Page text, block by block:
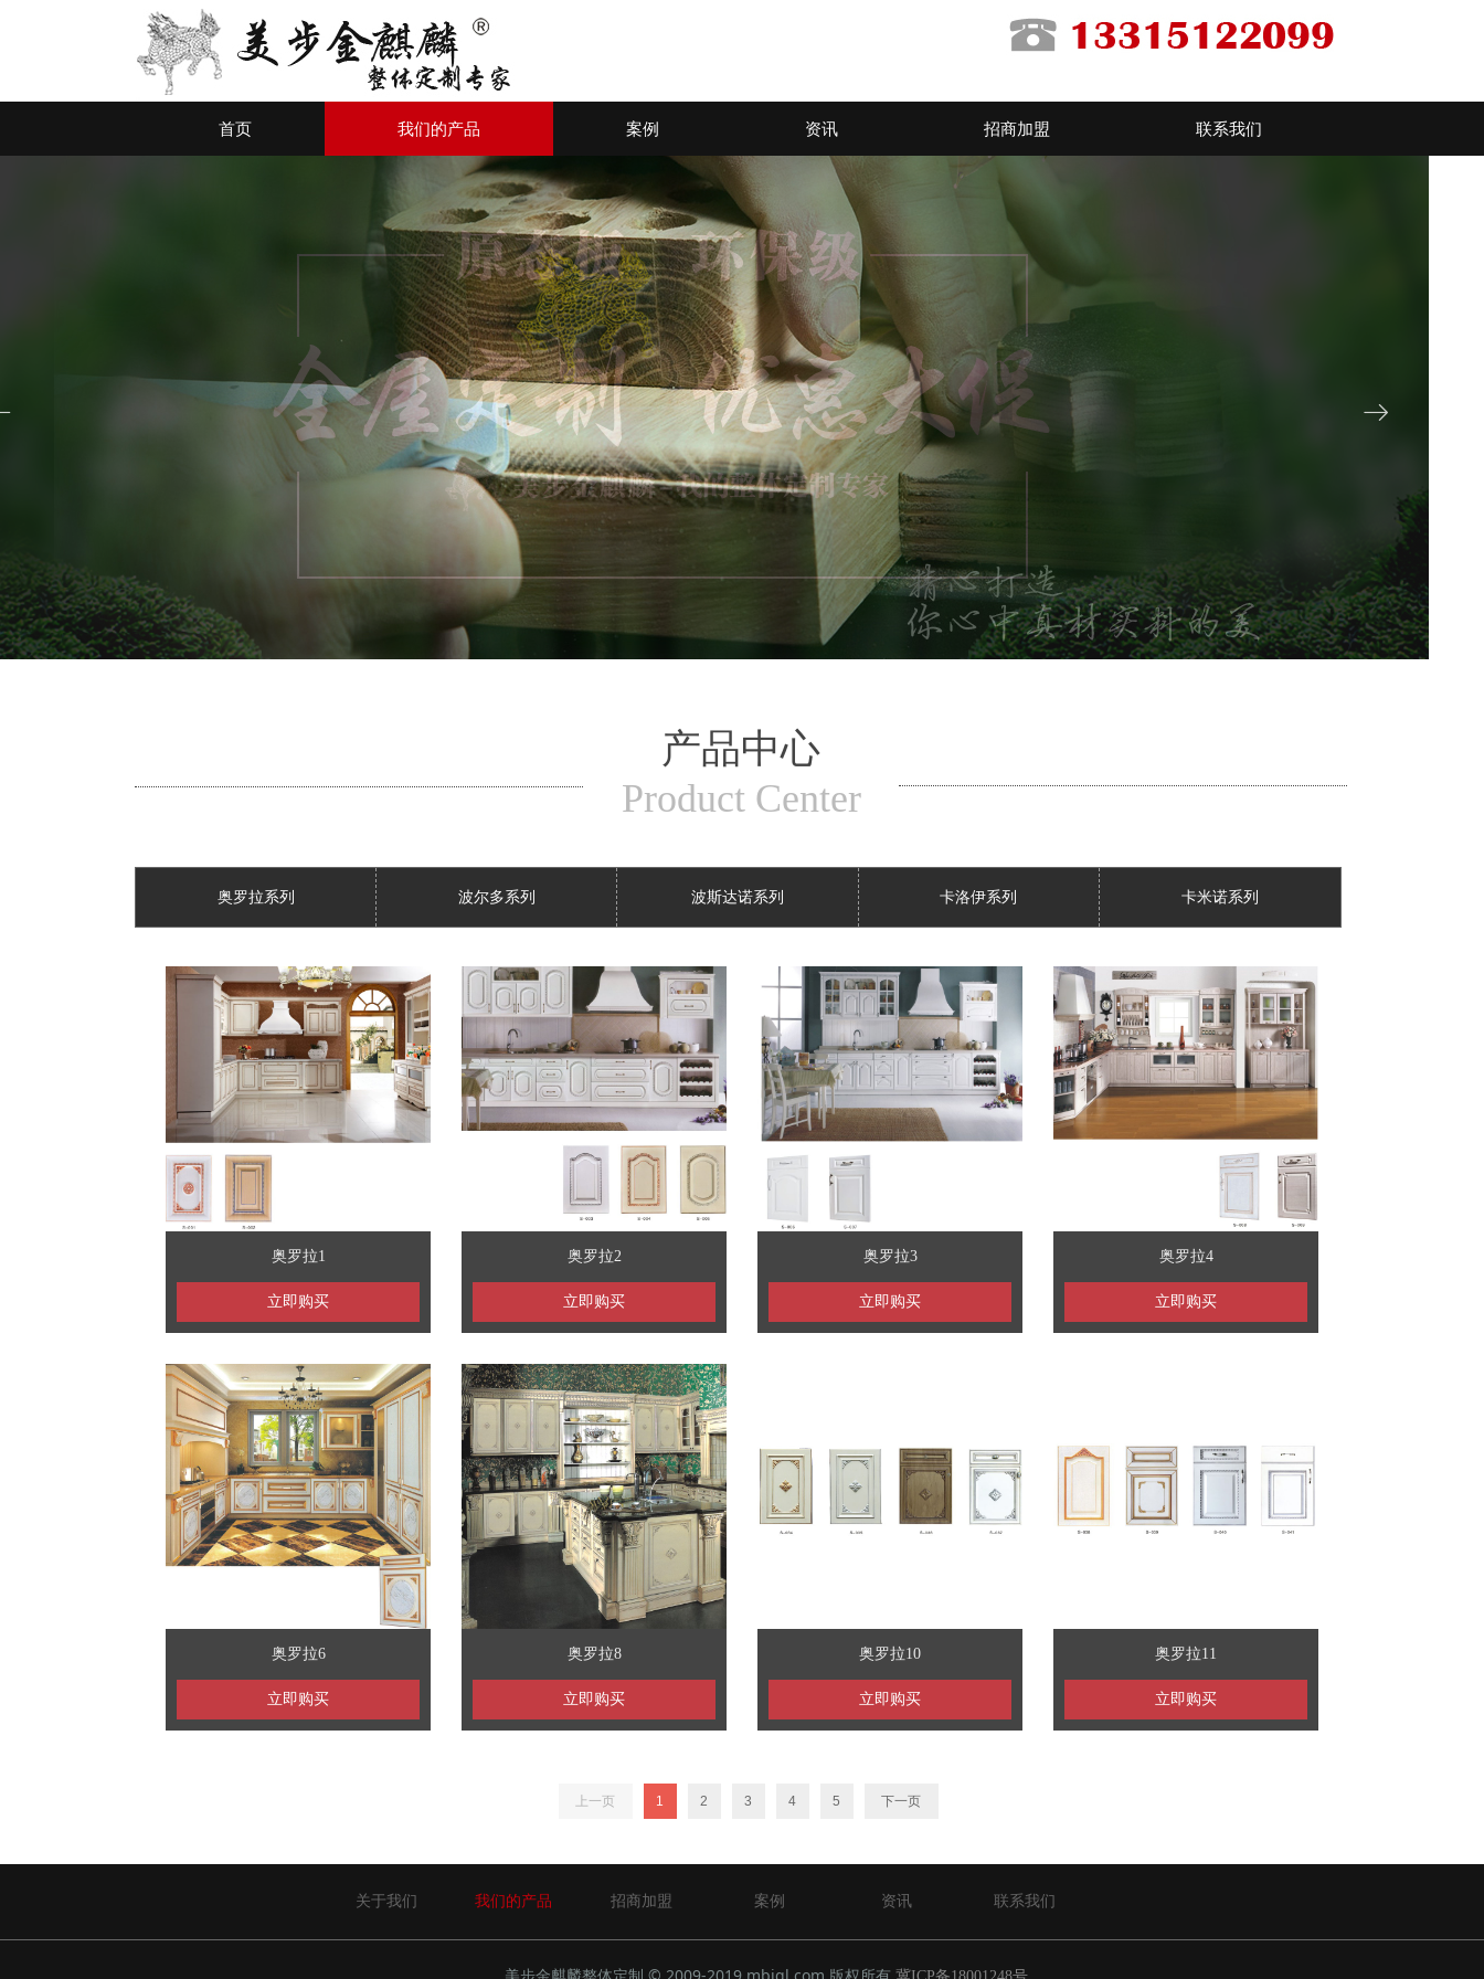
ꁹ
首页 我们的产品 案例 资讯 招商加盟 联系我们
奥罗拉1
立即购买
奥罗拉2
立即购买
奥罗拉3
立即购买
奥罗拉4
立即购买
奥罗拉6
立即购买
奥罗拉8
立即购买
奥罗拉10
立即购买
奥罗拉11
立即购买
上一页 1 2 3 4 5 下一页
奥罗拉系列 波尔多系列 波斯达诺系列 卡洛伊系列 卡米诺系列
产品中心
Product Center
关于我们 我们的产品 招商加盟 案例 资讯 联系我们